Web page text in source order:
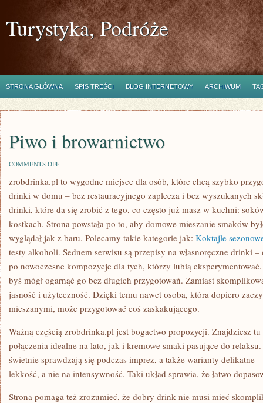
Turystyka, Podróże
STRONA GŁÓWNA SPIS TREŚCI BLOG INTERNETOWY ARCHIWUM
Piwo i browarnictwo
COMMENTS OFFON
I
BROWARNICTWO
zrobdrinka.pl to wygodne miejsce dla osób, które chcą szybko
drinki w domu – bez restauracyjnego zaplecza i bez wyszukanych
drinki, które da się zrobić z tego, co często już masz w kuchni:
kostkach. Strona powstała po to, aby domowe mieszanie smaków
wyglądał jak z baru. Polecamy takie kategorie jak: Koktajle
testy alkoholi. Sednem serwisu są przepisy na własnoręczne drinki
po nowoczesne kompozycje dla tych, którzy lubią
byś mógł ogarnąć go bez długich przygotowań. Zamiast
jasność i użyteczność. Dzięki temu nawet osoba, która dopiero
mieszanymi, może przygotować coś zaskakującego.
Ważną częścią zrobdrinka.pl jest bogactwo propozycji. Znajdziesz
połączenia idealne na lato, jak i kremowe smaki pasujące do
świetnie sprawdzają się podczas imprez, a także warianty delikatne
lekkość, a nie na intensywność. Taki układ sprawia, że łatwo
Strona pomaga też zrozumieć, że dobry drink nie musi mieć